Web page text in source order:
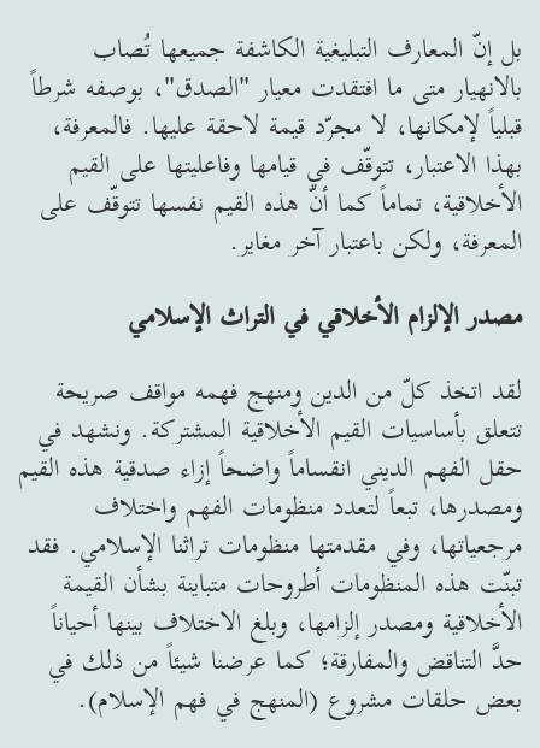
بل إنّ المعارف التبليغية الكاشفة جميعها تُصاب
بالانهيار متى ما افتقدت معيار "الصدق"، بوصفه شرطاً
قبلياً لإمكانها، لا مجرّد قيمة لاحقة عليها. فالمعرفة،
بهذا الاعتبار، تتوقّف في قيامها وفاعليتها على القيم
الأخلاقية، تماماً كما أنّ هذه القيم نفسها تتوقّف على
المعرفة، ولكن باعتبار آخر مغاير.
مصدر الإلزام الأخلاقي في التراث الإسلامي
لقد اتخذ كلّ من الدين ومنهج فهمه مواقف صريحة
تتعلق بأساسيات القيم الأخلاقية المشتركة. ونشهد في
حقل الفهم الديني انقساماً واضحاً إزاء صدقية هذه القيم
ومصدرها، تبعاً لتعدد منظومات الفهم واختلاف
مرجعياتها، وفي مقدمتها منظومات تراثنا الإسلامي. فقد
تبنّت هذه المنظومات أطروحات متباينة بشأن القيمة
الأخلاقية ومصدر إلزامها، وبلغ الاختلاف بينها أحياناً
حدَّ التناقض والمفارقة؛ كما عرضنا شيئاً من ذلك في
بعض حلقات مشروع (المنهج في فهم الإسلام).